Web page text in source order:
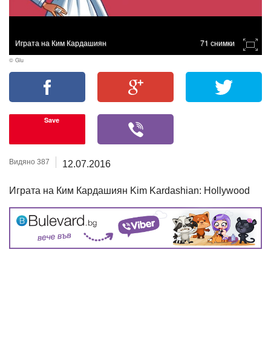
Играта на Ким Кардашиян 71 снимки
© Glu
Save
Видяно 387 12.07.2016
Играта на Ким Кардашиян Kim Kardashian: Hollywood